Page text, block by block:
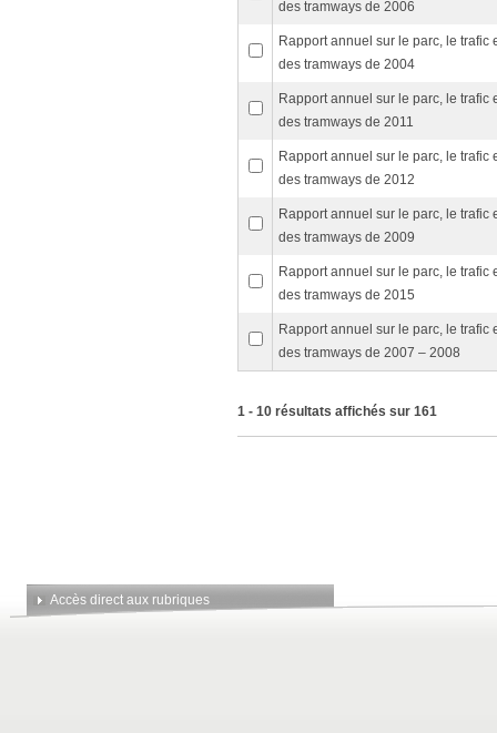
des tramways de 2006
Rapport annuel sur le parc, le trafic
des tramways de 2004
Rapport annuel sur le parc, le trafic
des tramways de 2011
Rapport annuel sur le parc, le trafic
des tramways de 2012
Rapport annuel sur le parc, le trafic
des tramways de 2009
Rapport annuel sur le parc, le trafic
des tramways de 2015
Rapport annuel sur le parc, le trafic
des tramways de 2007 – 2008
1 - 10 résultats affichés sur 161
Accès direct aux rubriques